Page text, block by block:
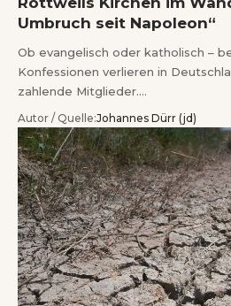
Umbruch seit Napoleon“
Ob evangelisch oder katholisch –
Konfessionen verlieren in
zahlende Mitglieder.…
Autor / Quelle:Johannes Dürr (jd)